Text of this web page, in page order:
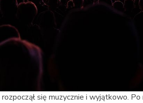
się muzycznie i wyjątkowo.